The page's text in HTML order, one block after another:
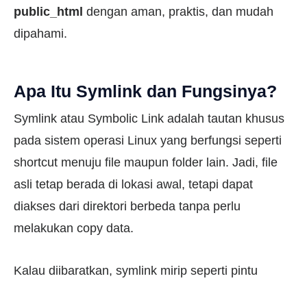
public_html dengan aman, praktis, dan mudah
dipahami.
Apa Itu Symlink dan Fungsinya?
Symlink atau Symbolic Link adalah tautan khusus
pada sistem operasi Linux yang berfungsi seperti
shortcut menuju file maupun folder lain. Jadi, file
asli tetap berada di lokasi awal, tetapi dapat
diakses dari direktori berbeda tanpa perlu
melakukan copy data.
Kalau diibaratkan, symlink mirip seperti pintu